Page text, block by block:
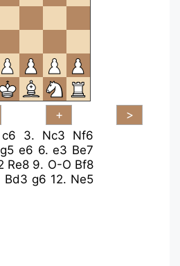
c6 3. Nc3
Nf6
e6 6.e3 Be7
Re8 9. O-O Bf8
Bd3 g6 12. Ne5